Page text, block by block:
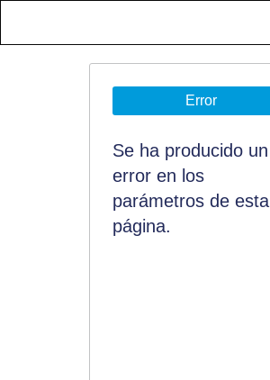
Error
Se ha producido un
error en los
parámetros de esta
página.